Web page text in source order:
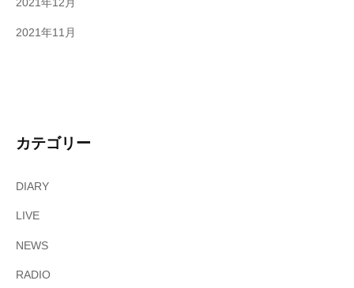
2021年12月
2021年11月
カテゴリー
DIARY
LIVE
NEWS
RADIO